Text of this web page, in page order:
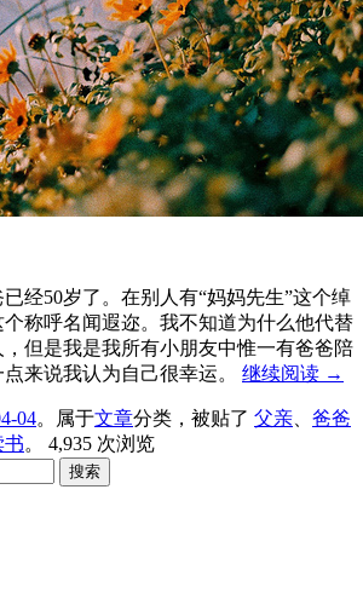
经50岁了。在别人有“妈妈先生”这个绰
称呼名闻遐迩。我不知道为什么他代替
但是我是我所有小朋友中惟一有爸爸陪
来说我认为自己很幸运。 继续阅读 →
04。属于文章分类，被贴了 父亲
爸爸
书。
4,935 次浏览